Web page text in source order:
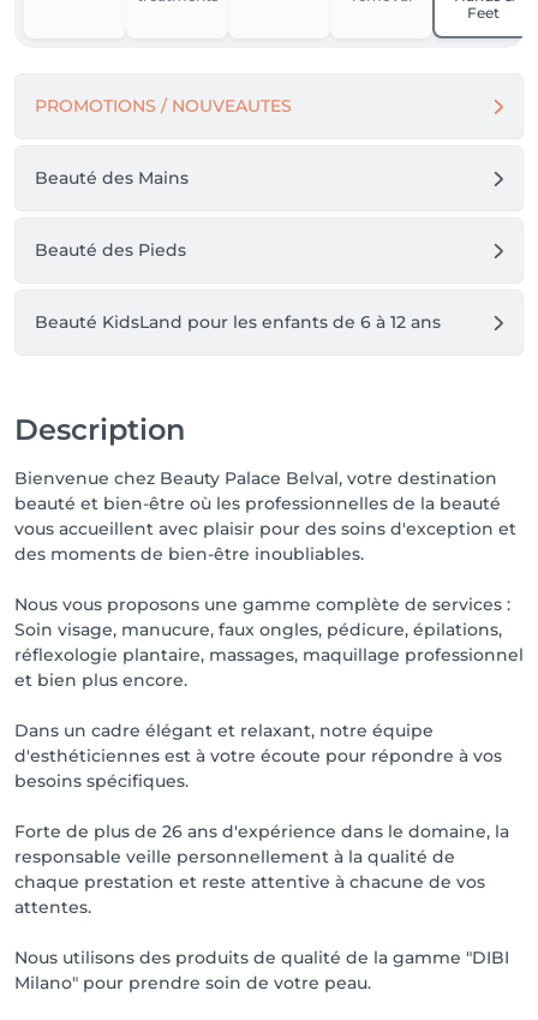
Feet
PROMOTIONS / NOUVEAUTES
Beauté des Mains
Beauté des Pieds
Beauté KidsLand pour les enfants de 6 à 12 ans
Description
Bienvenue chez Beauty Palace Belval, votre destination
beauté et bien-être où les professionnelles de la beauté
vous accueillent avec plaisir pour des soins d'exception et
des moments de bien-être inoubliables.
Nous vous proposons une gamme complète de services :
Soin visage, manucure, faux ongles, pédicure, épilations,
réflexologie plantaire, massages, maquillage professionnel
et bien plus encore.
Dans un cadre élégant et relaxant, notre équipe
d'esthéticiennes est à votre écoute pour répondre à vos
besoins spécifiques.
Forte de plus de 26 ans d'expérience dans le domaine, la
responsable veille personnellement à la qualité de
chaque prestation et reste attentive à chacune de vos
attentes.
Nous utilisons des produits de qualité de la gamme "DIBI
Milano" pour prendre soin de votre peau.